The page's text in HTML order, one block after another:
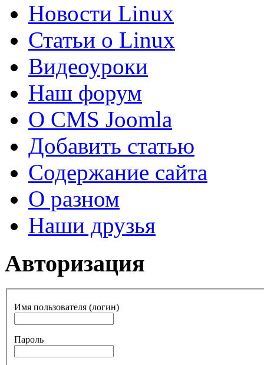
Новости Linux
Статьи о Linux
Видеоуроки
Наш форум
О CMS Joomla
Добавить статью
Содержание сайта
О разном
Наши друзья
Авторизация
Имя пользователя (логин)
Пароль